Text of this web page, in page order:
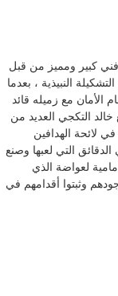
كبير ومميز من قبل
النبيذية ، بعدما
الأمان مع زميله قائد
التكجي العديد من
لائحة الهدافين
التي لعبها وصنع
لعواضة الذي
وثبتوا أقدامهم في